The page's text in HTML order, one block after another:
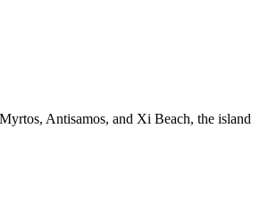
Antisamos, and Xi Beach, the island